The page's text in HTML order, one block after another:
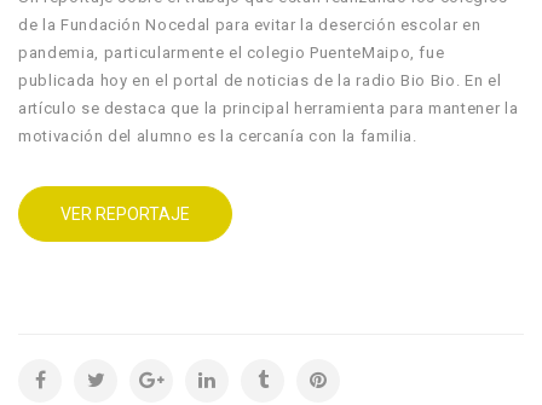
de la Fundación Nocedal para evitar la deserción escolar en
pandemia, particularmente el colegio PuenteMaipo, fue
publicada hoy en el portal de noticias de la radio Bio Bio. En el
artículo se destaca que la principal herramienta para mantener la
motivación del alumno es la cercanía con la familia.
VER REPORTAJE